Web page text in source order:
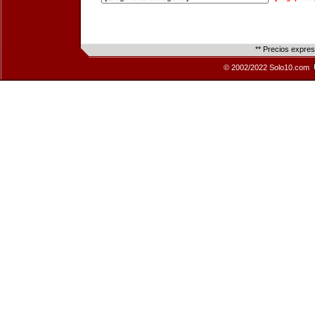
** Precios
© 2002/2022 Solo10.com